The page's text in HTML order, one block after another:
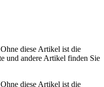
diese Artikel ist die
und andere Artikel finden Sie
diese Artikel ist die